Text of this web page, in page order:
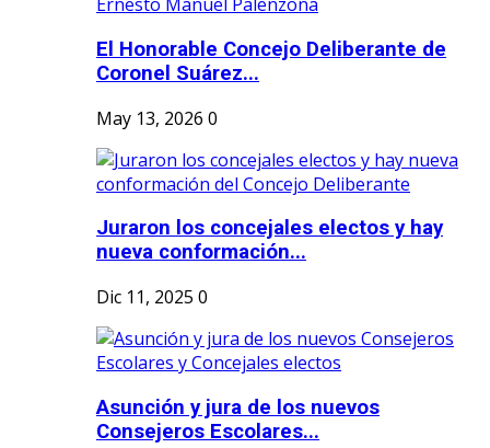
El Honorable Concejo Deliberante de
Coronel Suárez...
May 13, 2026 0
Juraron los concejales electos y hay
nueva conformación...
Dic 11, 2025 0
Asunción y jura de los nuevos
Consejeros Escolares...